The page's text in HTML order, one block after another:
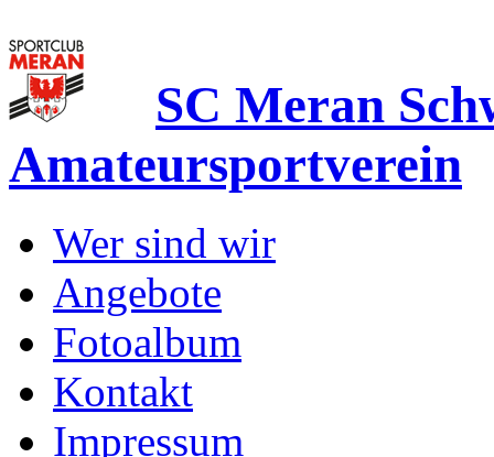
SC Meran
Amateursportverein
Wer sind wir
Angebote
Fotoalbum
Kontakt
Impressum